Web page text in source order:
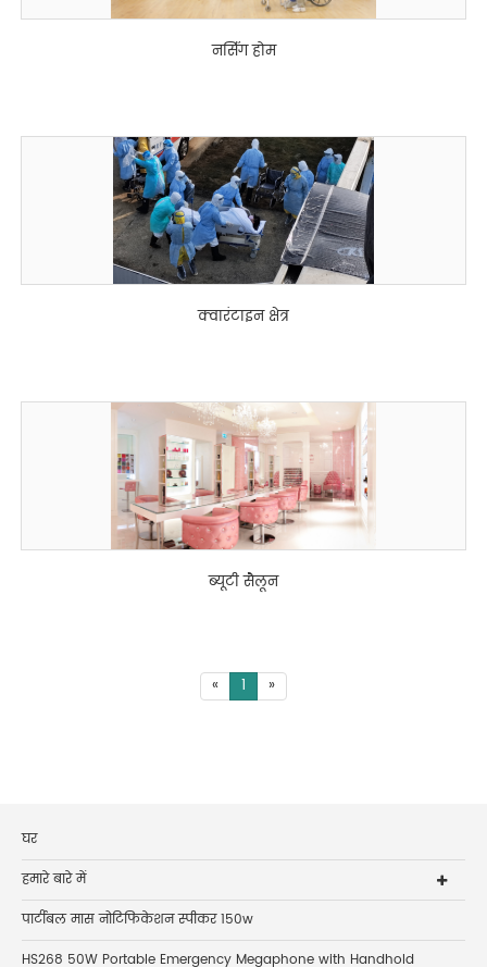
नर्सिंग होम
क्वारंटाइन क्षेत्र
ब्यूटी सैलून
« 1 »
घर
हमारे बारे में
पार्टीबल मास नोटिफिकेशन स्पीकर 150w
HS268 50W Portable Emergency Megaphone with Handhold